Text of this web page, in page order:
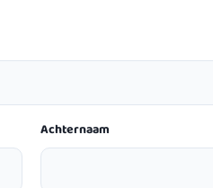
Achternaam